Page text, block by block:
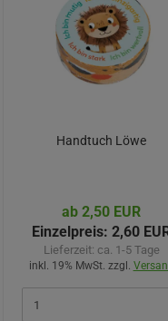
Handtuch Löwe
ab 2,50 EUR
Einzelpreis: 2,60
Lieferzeit: ca. 1-5 Tage
inkl. 19% MwSt. zzgl.